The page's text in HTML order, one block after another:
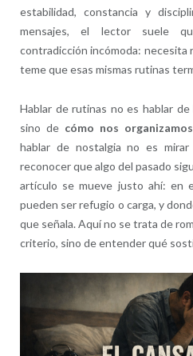
estabilidad, constancia y
mensajes, el lector suele
contradicción incómoda: necesita
teme que esas mismas rutinas
Hablar de rutinas no es hablar
sino de cómo nos
hablar de nostalgia no es mirar
reconocer que algo del pasado
artículo se mueve justo ahí: en
pueden ser refugio o carga, y
que señala. Aquí no se trata de
criterio, sino de entender qué